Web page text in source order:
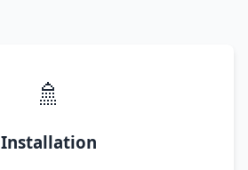
🚿
Installation